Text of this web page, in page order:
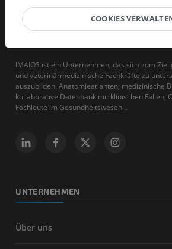
IMAIOS ist ein Unternehmen, das sich zum
und veterinärmedizinische Fachkräfte zu
auszubilden. Anatomieatlanten, medizinische
kollaborative Datenbank mit klinischen Fällen,
Fachleute im Gesundheitswesen...
UNTERNEHMEN
Über uns
COOKIES